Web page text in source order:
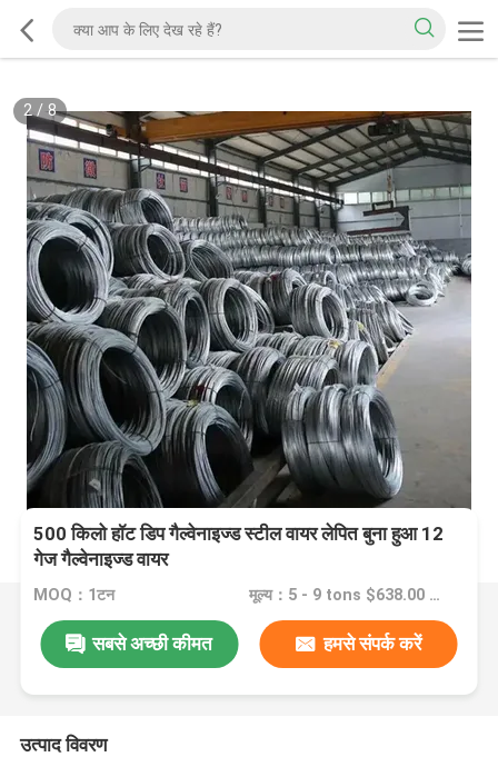
2/8
500 किलो हॉट डिप गैल्वेनाइज्ड स्टील वायर लेपित बुना हुआ 12
गेज गैल्वेनाइज्ड वायर
MOQ：1टन मूल्य：5 - 9 tons $638.00 10 - 14 tons $549.00 15 - 24 tons $539.00 >= 25 tons $525.00
सबसे अच्छी कीमत हमसे संपर्क करें
उत्पाद विवरण